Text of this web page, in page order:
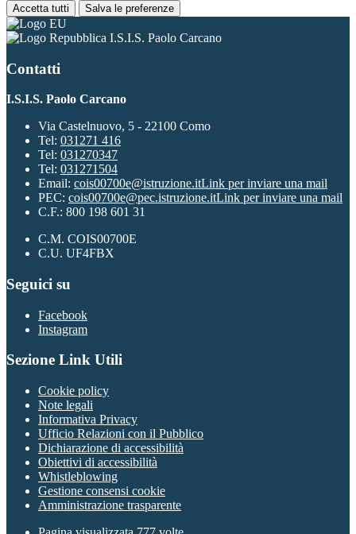
Accetta tutti Salva le preferenze
I.S.I.S. Paolo Carcano
Contatti
I.S.I.S. Paolo Carcano
Via Castelnuovo, 5 - 22100 Como
Tel: 031271 416
Tel: 031270347
Tel: 031271504
Email: cois00700e@istruzione.itLink per inviare una mail
PEC: cois00700e@pec.istruzione.itLink per inviare una mail
C.F.: 800 198 601 31
C.M. COIS00700E
C.U. UF4FBX
Seguici su
Facebook
Instagram
Sezione Link Utili
Cookie policy
Note legali
Informativa Privacy
Ufficio Relazioni con il Pubblico
Dichiarazione di accessibilità
Obiettivi di accessibilità
Whistleblowing
Gestione consensi cookie
Amministrazione trasparente